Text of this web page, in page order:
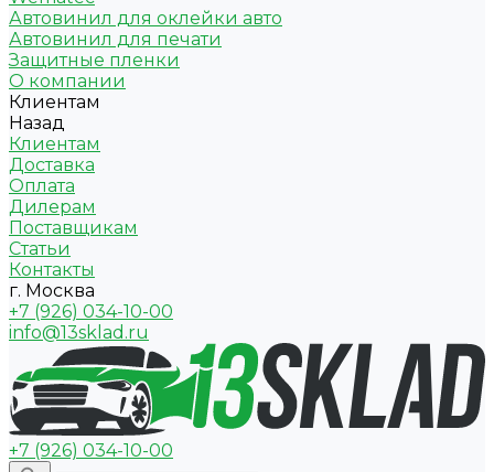
Автовинил для оклейки авто
Автовинил для печати
Защитные пленки
О компании
Клиентам
Назад
Клиентам
Доставка
Оплата
Дилерам
Поставщикам
Статьи
Контакты
г. Москва
+7 (926) 034-10-00
info@13sklad.ru
+7 (926) 034-10-00